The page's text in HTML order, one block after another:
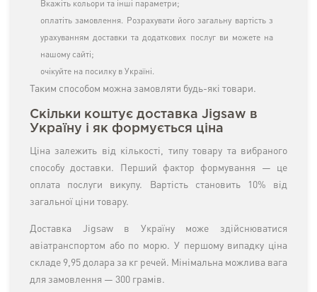
Вкажіть кольори та інші параметри;
оплатіть замовлення. Розрахувати його загальну вартість з
урахуванням доставки та додаткових послуг ви можете на
нашому сайті;
очікуйте на посилку в Україні.
Таким способом можна замовляти будь-які товари.
Скільки коштує доставка Jigsaw в
Україну і як формується ціна
Ціна залежить від кількості, типу товару та вибраного
способу доставки. Перший фактор формування — це
оплата послуги викупу. Вартість становить 10% від
загальної ціни товару.
Доставка Jigsaw в Україну може здійснюватися
авіатранспортом або по морю. У першому випадку ціна
складе 9,95 долара за кг речей. Мінімальна можлива вага
для замовлення — 300 грамів.